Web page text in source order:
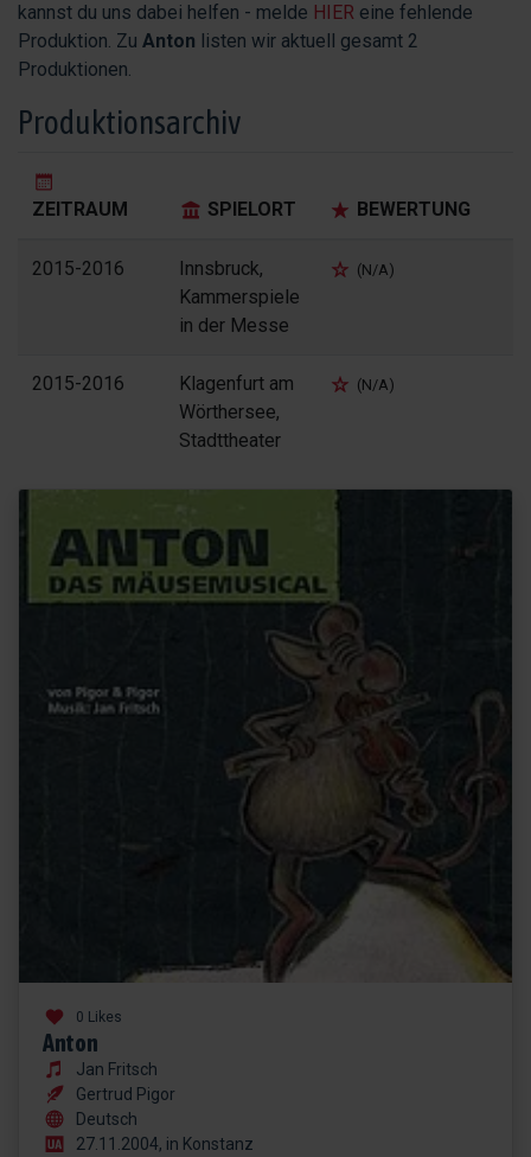
kannst du uns dabei helfen - melde HIER eine fehlende
Produktion. Zu Anton listen wir aktuell gesamt 2
Produktionen.
Produktionsarchiv
ZEITRAUM SPIELORT BEWERTUNG
2015-2016
Innsbruck,
Kammerspiele
in der Messe
(N/A)
2015-2016
Klagenfurt am
Wörthersee,
Stadttheater
(N/A)
0 Likes
Anton
Jan Fritsch
Gertrud Pigor
Deutsch
27.11.2004, in Konstanz